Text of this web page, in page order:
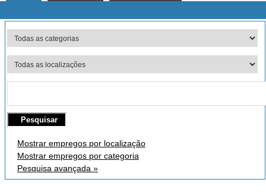
Mostrar empregos por localização
Mostrar empregos por categoria
Pesquisa avançada »